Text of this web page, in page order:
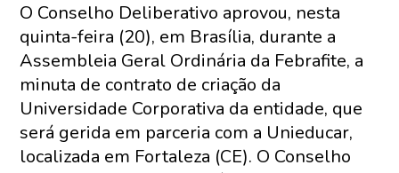
O Conselho Deliberativo aprovou, nesta
quinta-feira (20), em Brasília, durante a
Assembleia Geral Ordinária da Febrafite, a
minuta de contrato de criação da
Universidade Corporativa da entidade, que
será gerida em parceria com a Unieducar,
localizada em Fortaleza (CE). O Conselho